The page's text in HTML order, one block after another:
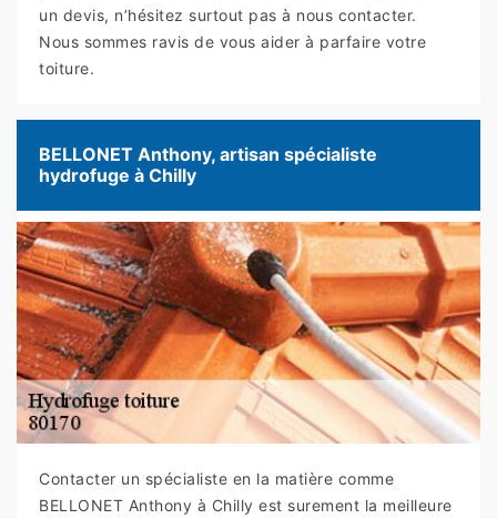
un devis, n’hésitez surtout pas à nous contacter.
Nous sommes ravis de vous aider à parfaire votre
toiture.
BELLONET Anthony, artisan spécialiste
hydrofuge à Chilly
Contacter un spécialiste en la matière comme
BELLONET Anthony à Chilly est surement la meilleure